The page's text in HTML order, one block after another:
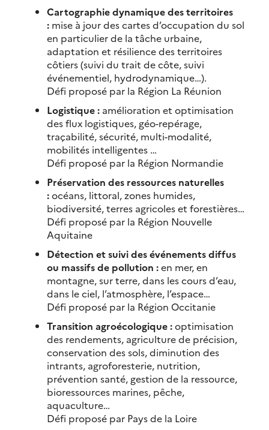
Cartographie dynamique des territoires
: mise à jour des cartes d’occupation du sol
en particulier de la tâche urbaine,
adaptation et résilience des territoires
côtiers (suivi du trait de côte, suivi
événementiel, hydrodynamique…).
Défi proposé par la Région La Réunion
Logistique : amélioration et optimisation
des flux logistiques, géo-repérage,
traçabilité, sécurité, multi-modalité,
mobilités intelligentes …
Défi proposé par la Région Normandie
Préservation des ressources naturelles
:océans, littoral, zones humides,
biodiversité, terres agricoles et forestières…
Défi proposé par la Région Nouvelle
Aquitaine
Détection et suivi des événements diffus
ou massifs de pollution :en mer, en
montagne, sur terre, dans les cours d’eau,
dans le ciel, l’atmosphère, l’espace…
Défi proposé par la Région Occitanie
Transition agroécologique :optimisation
des rendements, agriculture de précision,
conservation des sols, diminution des
intrants, agroforesterie, nutrition,
prévention santé, gestion de la ressource,
bioressources marines, pêche,
aquaculture…
Défi proposé par Pays de la Loire